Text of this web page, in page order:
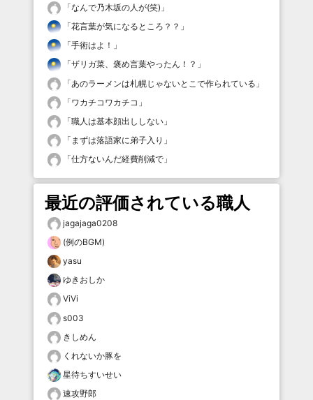
「なんで乃木坂の人が(笑) 」
「花言葉が気になるところ？？ 」
「手術はよ！ 」
「ザリガ菜、褒め言葉やったん！？ 」
「あのラーメンは札幌じゃないとこで作られている 」
「ワカチコワカチコ 」
「職人は基本顔出ししない 」
「 まずは落語家に弟子入り 」
「仕方ないんだ経費削減で 」
最近の評価されている職人
jagajaga0208
(例のBGM)
yasu
ゆきおしか
ViVi
s003
きしめん
くれないか豚を
星待ちすいせい
速攻野郎